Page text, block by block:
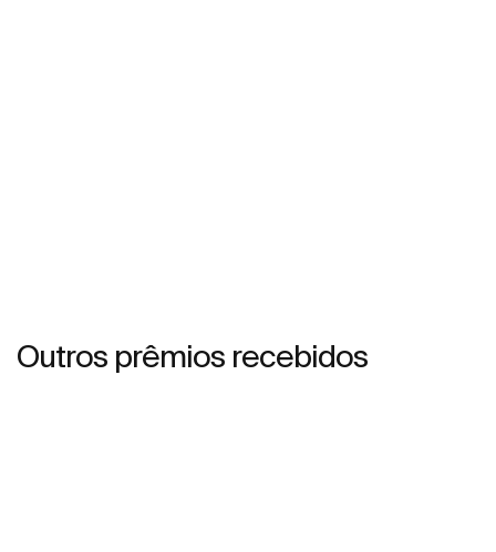
Outros prêmios recebidos